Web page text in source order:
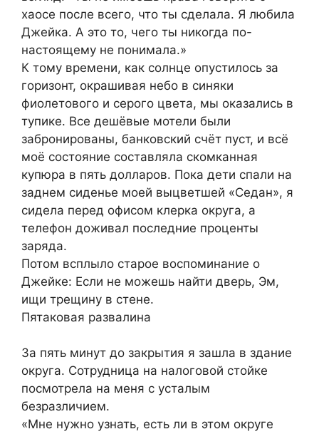
хаосе после всего, что ты сделала. Я любила
Джейка. А это то, чего ты никогда по-
настоящему не понимала.»
К тому времени, как солнце опустилось за
горизонт, окрашивая небо в синяки
фиолетового и серого цвета, мы оказались в
тупике. Все дешёвые мотели были
забронированы, банковский счёт пуст, и всё
моё состояние составляла скомканная
купюра в пять долларов. Пока дети спали на
заднем сиденье моей выцветшей «Седан», я
сидела перед офисом клерка округа, а
телефон доживал последние проценты
заряда.
Потом всплыло старое воспоминание о
Джейке: Если не можешь найти дверь, Эм,
ищи трещину в стене.
Пятаковая развалина
За пять минут до закрытия я зашла в здание
округа. Сотрудница на налоговой стойке
посмотрела на меня с усталым
безразличием.
«Мне нужно узнать, есть ли в этом округе